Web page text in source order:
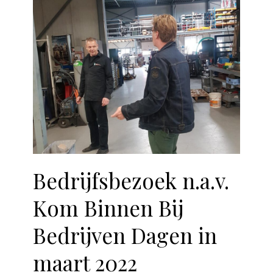
Bedrijfsbezoek n.a.v.
Kom Binnen Bij
Bedrijven Dagen in
maart 2022